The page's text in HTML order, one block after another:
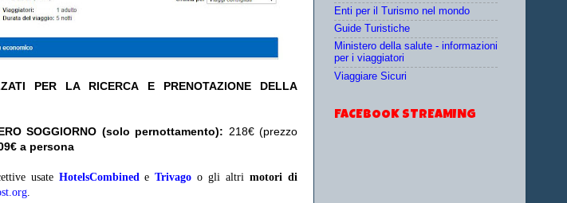
PER LA RICERCA E PRENOTAZIONE DELLA
SOGGIORNO (solo pernottamento): 218€ (prezzo
a persona
usate HotelsCombinedeTrivago o gli altrimotori di
.
Enti per il Turismo nel mondo
Guide Turistiche
Ministero della salute - informazioni
per i viaggiatori
Viaggiare Sicuri
FACEBOOK STREAMING